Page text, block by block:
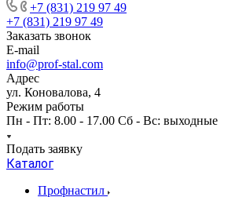
+7 (831) 219 97 49
+7 (831) 219 97 49
Заказать звонок
E-mail
info@prof-stal.com
Адрес
ул. Коновалова, 4
Режим работы
Пн - Пт: 8.00 - 17.00 Сб - Вс: выходные
Подать заявку
Каталог
Профнастил